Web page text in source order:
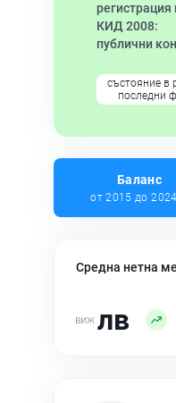
КИД 2008:
публични
състояние в
последни
Баланс
от 2015 до 2024
Средна нетна
лв